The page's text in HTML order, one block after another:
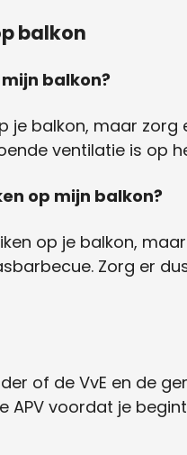
balkon
balkon?
balkon, maar zorg
ventilatie is op
op mijn balkon?
op je balkon,
Zorg er
of de VvE en de
voordat je